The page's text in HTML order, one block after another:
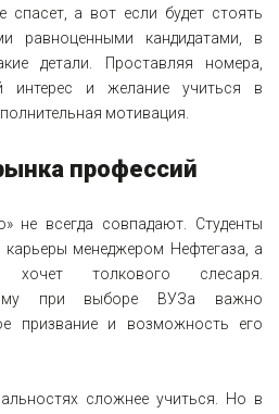
спасет, а вот если будет стоять
равноценными кандидатами, в
детали. Проставляя номера,
интерес и желание учиться в
мотивация.
профессий
не всегда совпадают. Студенты
менеджером Нефтегаза, а
хочет толкового слесаря.
при выборе ВУЗа важно
призвание и возможность его
сложнее учиться. Но в